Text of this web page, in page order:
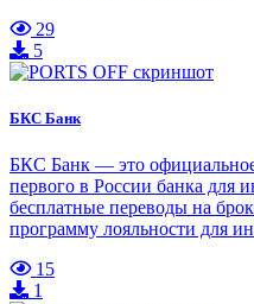
29
5
БКС Банк
БКС Банк — это
первого в России банка для
бесплатные переводы на
программу лояльности для
15
1